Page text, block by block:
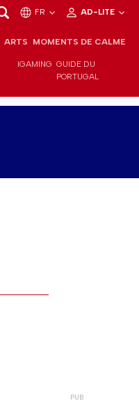
FR AD-LITE
ARTS MOMENTS DE CALME
IGAMING GUIDE DU
PORTUGAL